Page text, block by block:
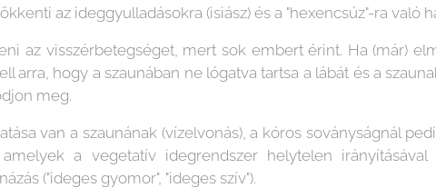
az ideggyulladásokra (isiász) és a "hexencsúz"-ra való
az visszérbetegséget, mert sok embert érint. Ha (már)
arra, hogy a szaunában ne lógatva tartsa a lábát és a
meg.
van a szaunának (vízelvonás), a kóros soványságnál
a vegetatív idegrendszer helytelen irányításával
("ideges gyomor", "ideges szív").